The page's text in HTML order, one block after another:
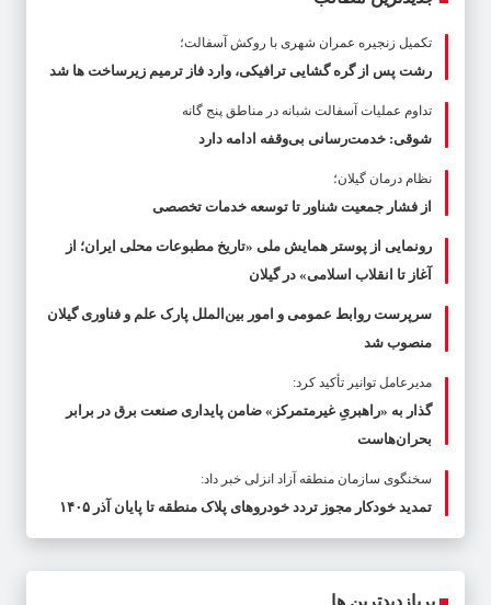
تکمیل زنجیره عمران شهری با روکش آسفالت؛
رشت پس از گره گشایی ترافیکی، وارد فاز ترمیم زیرساخت ها شد
تداوم عملیات آسفالت‌ شبانه در مناطق پنج گانه
شوقی: خدمت‌رسانی بی‌وقفه ادامه دارد
نظام درمان گیلان؛
از فشار جمعیت شناور تا توسعه خدمات تخصصی
رونمایی از پوستر همایش ملی «تاریخ مطبوعات محلی ایران؛ از
آغاز تا انقلاب اسلامی» در گیلان
سرپرست روابط عمومی و امور بین‌الملل پارک علم و فناوری گیلان
منصوب شد
مدیرعامل توانیر تأکید کرد:
گذار به «راهبریِ غیرمتمرکز» ضامن پایداری صنعت برق در برابر
بحران‌هاست
سخنگوی سازمان منطقه آزاد انزلی خبر داد:
تمدید خودکار مجوز تردد خودروهای پلاک منطقه تا پایان آذر ۱۴۰۵
پربازدیدترین ها